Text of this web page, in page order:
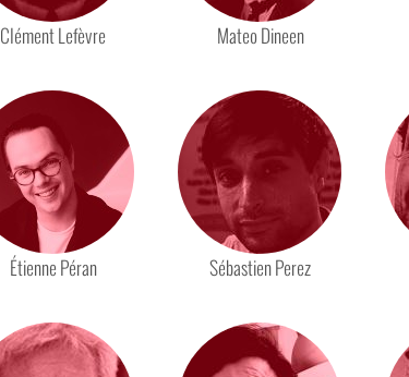
Clément Lefèvre Mateo Dineen
Étienne Péran Sébastien Perez